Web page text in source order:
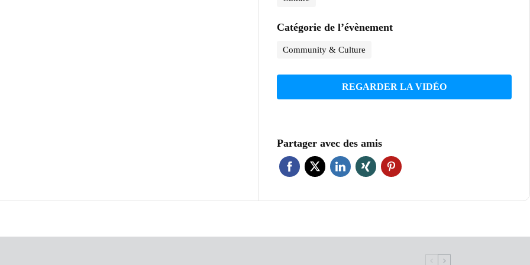
Catégorie de l’évènement
Community & Culture
REGARDER LA VIDÉO
Partager avec des amis